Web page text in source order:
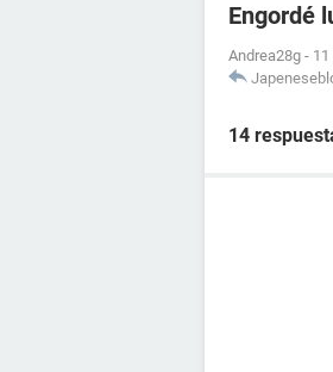
Engordé
Andrea28g -
14